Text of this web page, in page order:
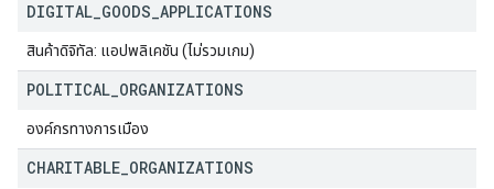
DIGITAL GOODS APPLICATIONS
สินค้าดิจิทัล: แอปพลิเคชัน (ไม่รวมเกม)
POLITICAL ORGANIZATIONS
องค์กรทางการเมือง
CHARITABLE ORGANIZATIONS